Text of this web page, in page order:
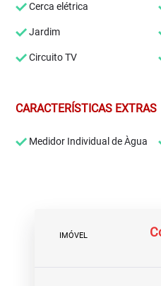
Cerca elétrica
Jardim
Circuito TV
CARACTERÍSTICAS EXTRAS
Medidor Individual de Àgua
IMÓVEL